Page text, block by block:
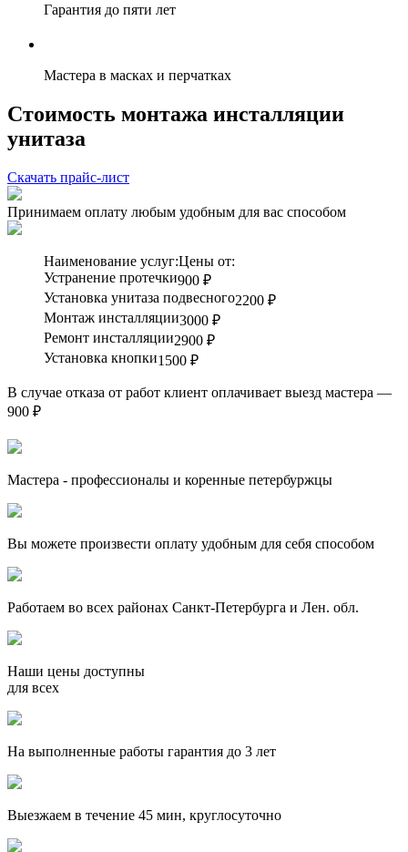
Гарантия до пяти лет
Мастера в масках и перчатках
Стоимость монтажа инсталляции
унитаза
Скачать прайс-лист
Принимаем оплату любым удобным для вас способом
Наименование услуг:Цены от:
Устранение протечки900 ₽
Установка унитаза подвесного2200 ₽
Монтаж инсталляции3000 ₽
Ремонт инсталляции2900 ₽
Установка кнопки1500 ₽
В случае отказа от работ клиент оплачивает выезд мастера —
900 ₽
Мастера - профессионалы и коренные петербуржцы
Вы можете произвести оплату удобным для себя способом
Работаем во всех районах Санкт-Петербурга и Лен. обл.
Наши цены доступны
для всех
На выполненные работы гарантия до 3 лет
Выезжаем в течение 45 мин, круглосуточно